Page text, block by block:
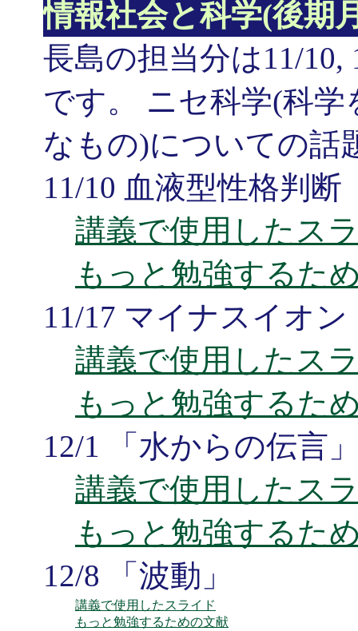
情報社会と科学(後期
長島の担当分は11/10,
です。 ニセ科学(科
なもの)についての話
11/10 血液型性格判断
講義で使用したス
もっと勉強するた
11/17 マイナスイオン
講義で使用したス
もっと勉強するた
12/1 「水からの伝言
講義で使用したス
もっと勉強するた
12/8 「波動」
講義で使用したスライド
もっと勉強するための文献